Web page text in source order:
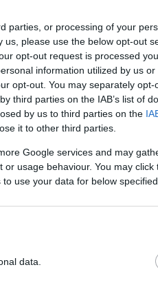
parties, or processing of your
please use the below opt-out
opt-out request is processed
information utilized by us or
opt-out. You may separately opt-
third parties on the IAB’s list of
by us to third parties on the
it to other third parties.
Google services and may
usage behaviour. You may click
use your data for below
data.
és a cukrot.
(a fehérjére
össze sima,
vagy lisztet.
helyen kb. 30-40
azonos
bőségesen
és a